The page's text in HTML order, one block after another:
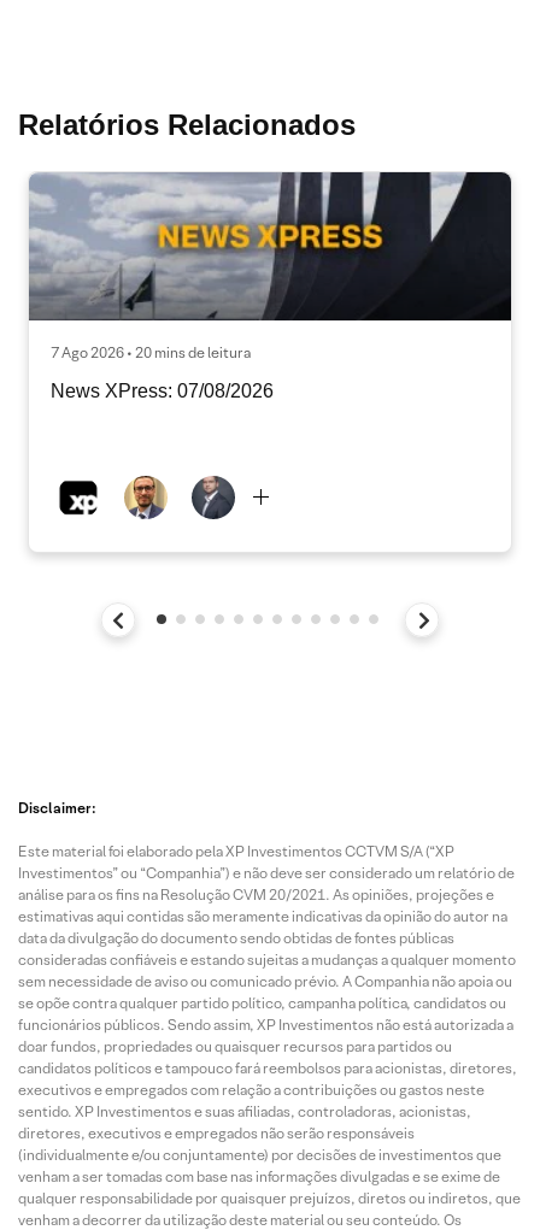
Relatórios Relacionados
7 Ago 2026 • 20 mins de leitura
News XPress: 07/08/2026
Disclaimer:
Este material foi elaborado pela XP Investimentos CCTVM S/A (“XP
Investimentos” ou “Companhia”) e não deve ser considerado um relatório de
análise para os fins na Resolução CVM 20/2021. As opiniões, projeções e
estimativas aqui contidas são meramente indicativas da opinião do autor na
data da divulgação do documento sendo obtidas de fontes públicas
consideradas confiáveis e estando sujeitas a mudanças a qualquer momento
sem necessidade de aviso ou comunicado prévio. A Companhia não apoia ou
se opõe contra qualquer partido político, campanha política, candidatos ou
funcionários públicos. Sendo assim, XP Investimentos não está autorizada a
doar fundos, propriedades ou quaisquer recursos para partidos ou
candidatos políticos e tampouco fará reembolsos para acionistas, diretores,
executivos e empregados com relação a contribuições ou gastos neste
sentido. XP Investimentos e suas afiliadas, controladoras, acionistas,
diretores, executivos e empregados não serão responsáveis
(individualmente e/ou conjuntamente) por decisões de investimentos que
venham a ser tomadas com base nas informações divulgadas e se exime de
qualquer responsabilidade por quaisquer prejuízos, diretos ou indiretos, que
venham a decorrer da utilização deste material ou seu conteúdo. Os